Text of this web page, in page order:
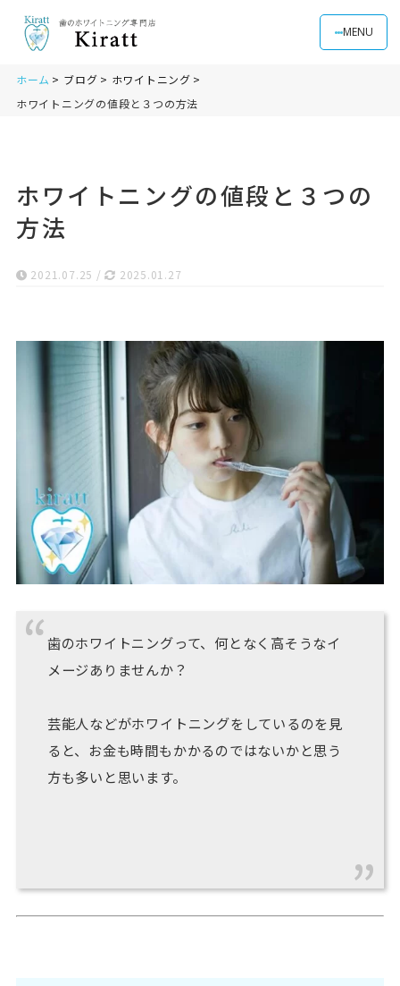
MENU
ホーム ブログ
ホワイトニング
ホワイトニングの値段と３つの方法
ホワイトニングの値段と３つの
方法
2021.07.25 / 2025.01.27
歯のホワイトニングって、何となく高そうなイ
メージありませんか？
芸能人などがホワイトニングをしているのを見
ると、お金も時間もかかるのではないかと思う
方も多いと思います。